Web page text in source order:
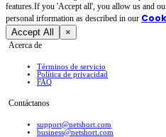
features.If you 'Accept all', you allow us and
personal irformation as described in our
Accept All ×
Acerca de
Términos de servicio
Política de privacidad
FAQ
Contáctanos
support@netshort.com
business@netshort.com